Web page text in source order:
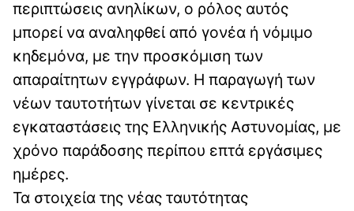
περιπτώσεις ανηλίκων, ο ρόλος αυτός
μπορεί να αναληφθεί από γονέα ή νόμιμο
κηδεμόνα, με την προσκόμιση των
απαραίτητων εγγράφων. Η παραγωγή των
νέων ταυτοτήτων γίνεται σε κεντρικές
εγκαταστάσεις της Ελληνικής Αστυνομίας, με
χρόνο παράδοσης περίπου επτά εργάσιμες
ημέρες.
Τα στοιχεία της νέας ταυτότητας